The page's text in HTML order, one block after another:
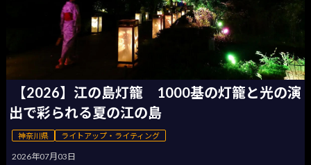
【2026】江の島灯籠 1000基の灯籠と光の演
出で彩られる夏の江の島
神奈川県 ライトアップ・ライティング
2026年07月03日